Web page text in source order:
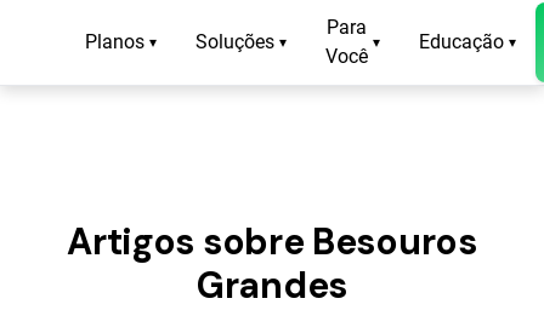
Planos ▾ Soluções ▾
Para
Você
▾ Educação ▾
Artigos sobre Besouros
Grandes